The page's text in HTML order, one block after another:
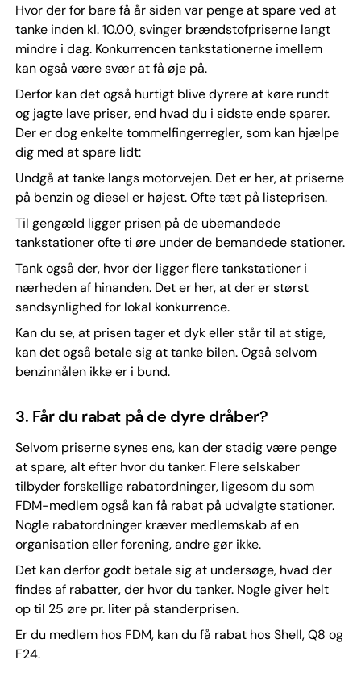
Hvor der for bare få år siden var penge at spare ved at
tanke inden kl. 10.00, svinger brændstofpriserne langt
mindre i dag. Konkurrencen tankstationerne imellem
kan også være svær at få øje på.
Derfor kan det også hurtigt blive dyrere at køre rundt
og jagte lave priser, end hvad du i sidste ende sparer.
Der er dog enkelte tommelfingerregler, som kan hjælpe
dig med at spare lidt:
Undgå at tanke langs motorvejen. Det er her, at priserne
på benzin og diesel er højest. Ofte tæt på listeprisen.
Til gengæld ligger prisen på de ubemandede
tankstationer ofte ti øre under de bemandede stationer.
Tank også der, hvor der ligger flere tankstationer i
nærheden af hinanden. Det er her, at der er størst
sandsynlighed for lokal konkurrence.
Kan du se, at prisen tager et dyk eller står til at stige,
kan det også betale sig at tanke bilen. Også selvom
benzinnålen ikke er i bund.
3. Får du rabat på de dyre dråber?
Selvom priserne synes ens, kan der stadig være penge
at spare, alt efter hvor du tanker. Flere selskaber
tilbyder forskellige rabatordninger, ligesom du som
FDM-medlem også kan få rabat på udvalgte stationer.
Nogle rabatordninger kræver medlemskab af en
organisation eller forening, andre gør ikke.
Det kan derfor godt betale sig at undersøge, hvad der
findes af rabatter, der hvor du tanker. Nogle giver helt
op til 25 øre pr. liter på standerprisen.
Er du medlem hos FDM, kan du få rabat hos Shell, Q8 og
F24.